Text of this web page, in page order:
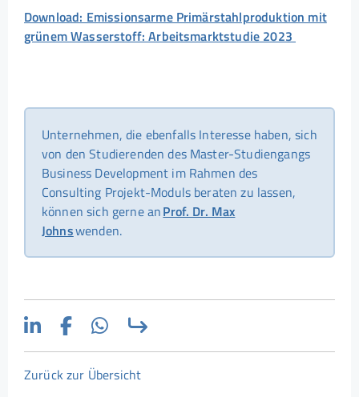
Download: Emissionsarme Primärstahlproduktion mit
grünem Wasserstoff: Arbeitsmarktstudie 2023
Unternehmen, die ebenfalls Interesse haben, sich
von den Studierenden des Master-Studiengangs
Business Development im Rahmen des
Consulting Projekt-Moduls beraten zu lassen,
können sich gerne anProf. Dr. Max
Johnswenden.
Zurück zur Übersicht